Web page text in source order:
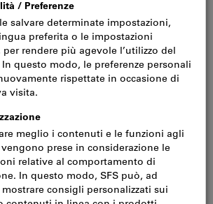
(CHF 61.62 / 100 Millilitre)
spese di spedizione